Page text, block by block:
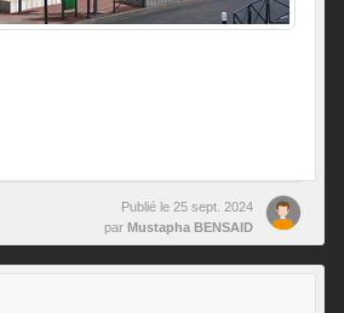
Publié le 25 sept. 2024
par Mustapha BENSAID